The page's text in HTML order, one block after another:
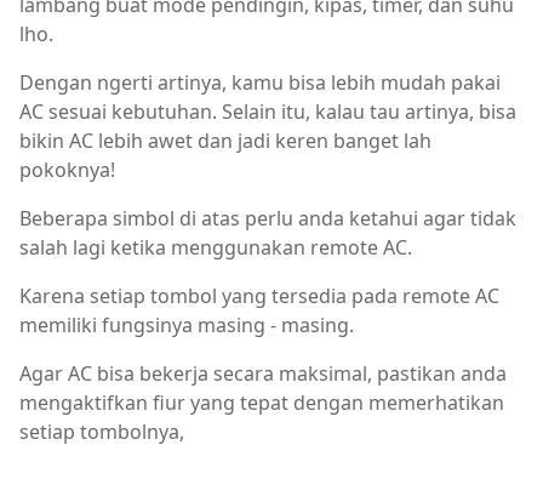
lho.
Dengan ngerti artinya, kamu bisa lebih mudah pakai
AC sesuai kebutuhan. Selain itu, kalau tau artinya, bisa
bikin AC lebih awet dan jadi keren banget lah
pokoknya!
Beberapa simbol di atas perlu anda ketahui agar tidak
salah lagi ketika menggunakan remote AC.
Karena setiap tombol yang tersedia pada remote AC
memiliki fungsinya masing - masing.
Agar AC bisa bekerja secara maksimal, pastikan anda
mengaktifkan fiur yang tepat dengan memerhatikan
setiap tombolnya,